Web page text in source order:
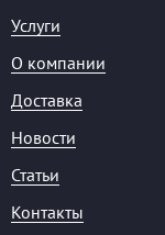
Услуги
О компании
Доставка
Новости
Статьи
Контакты